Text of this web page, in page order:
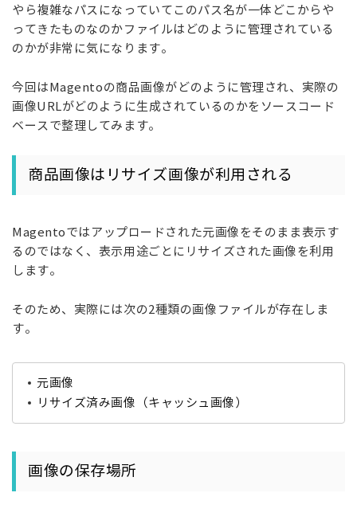
やら複雑なパスになっていてこのパス名が一体どこからや
ってきたものなのかファイルはどのように管理されている
のかが非常に気になります。
今回はMagentoの商品画像がどのように管理され、実際の
画像URLがどのように生成されているのかをソースコード
ベースで整理してみます。
商品画像はリサイズ画像が利用される
Magentoではアップロードされた元画像をそのまま表示す
るのではなく、表示用途ごとにリサイズされた画像を利用
します。
そのため、実際には次の2種類の画像ファイルが存在しま
す。
元画像
リサイズ済み画像（キャッシュ画像）
画像の保存場所